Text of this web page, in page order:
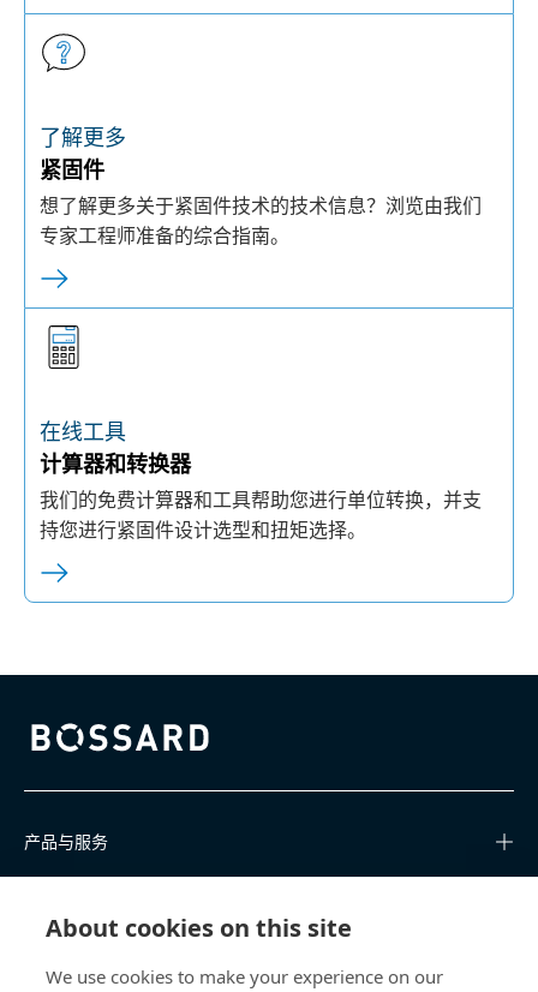
About cookies on this site
We use cookies to make your experience on our
了解更多
紧固件
想了解更多关于紧固件技术的技术信息？浏览由我们
专家工程师准备的综合指南。
在线工具
计算器和转换器
我们的免费计算器和工具帮助您进行单位转换，并支
持您进行紧固件设计选型和扭矩选择。
Bossard homepage
产品与服务